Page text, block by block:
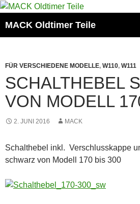
Zum
springen
MACK Oldtimer Teile
FÜR VERSCHIEDENE MODELLE, W110, W111
SCHALTHEBEL
VON MODELL
2. JUNI 2016 MACK
Schalthebel inkl. Verschlusskappe
schwarz von Modell 170 bis 300